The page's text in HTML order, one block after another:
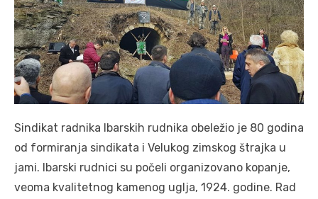
Sindikat radnika Ibarskih rudnika obeležio je 80 godina
od formiranja sindikata i Velukog zimskog štrajka u
jami. Ibarski rudnici su počeli organizovano kopanje,
veoma kvalitetnog kamenog uglja, 1924. godine. Rad